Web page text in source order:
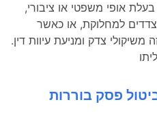
אופי משפטי או ציבורי,
למחלוקת, או כאשר
צדק ומניעת עיוות דין.
פסק בוררות